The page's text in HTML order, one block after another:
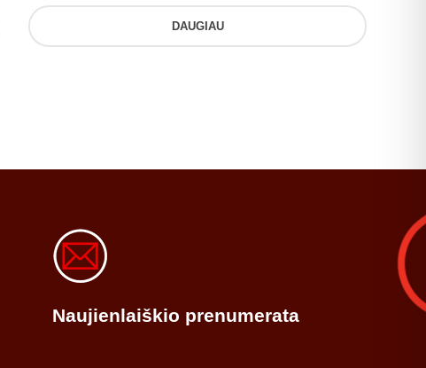
DAUGIAU
Naujienlaiškio prenumerata